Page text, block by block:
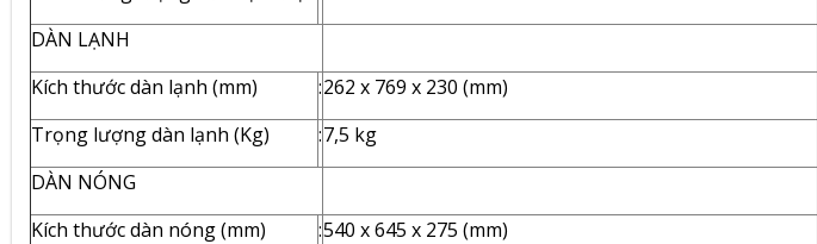
DÀN LẠNH
Kích thước dàn lạnh (mm)
:262 x 769 x 230 (mm)
Trọng lượng dàn lạnh (Kg)
:7,5 kg
DÀN NÓNG
Kích thước dàn nóng (mm)
:540 x 645 x 275 (mm)